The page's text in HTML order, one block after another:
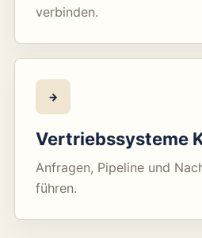
verbinden.
→
Vertriebssysteme
Anfragen, Pipeline und
führen.